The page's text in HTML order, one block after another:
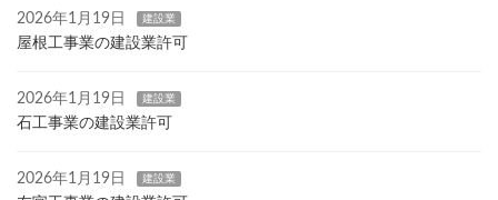
2026年1月19日 建設業
屋根工事業の建設業許可
2026年1月19日 建設業
石工事業の建設業許可
2026年1月19日 建設業